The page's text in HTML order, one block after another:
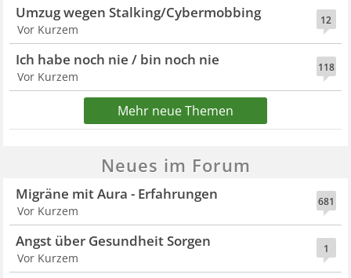
12
Umzug wegen Stalking/Cybermobbing
Vor Kurzem
118
Ich habe noch nie / bin noch nie
Vor Kurzem
Mehr neue Themen
Neues im Forum
681
Migräne mit Aura - Erfahrungen
Vor Kurzem
1
Angst über Gesundheit Sorgen
Vor Kurzem